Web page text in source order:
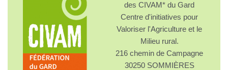
des CIVAM* du Gard
Centre d'initiatives pour
Valoriser l'Agriculture et le
Milieu rural.
216 chemin de Campagne
30250 SOMMIÈRES